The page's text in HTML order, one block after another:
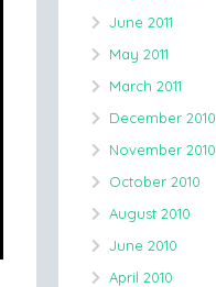
June 2011
May 2011
March 2011
December 2010
November 2010
October 2010
August 2010
June 2010
April 2010